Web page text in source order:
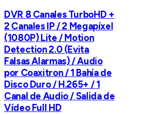
DVR 8 Canales TurboHD +
2 Canales IP / 2 Megapíxel
(1080P) Lite / Motion
Detection 2.0 (Evita
Falsas Alarmas) / Audio
por Coaxitron / 1 Bahía de
Disco Duro / H.265+ / 1
Canal de Audio / Salida de
Vídeo Full HD